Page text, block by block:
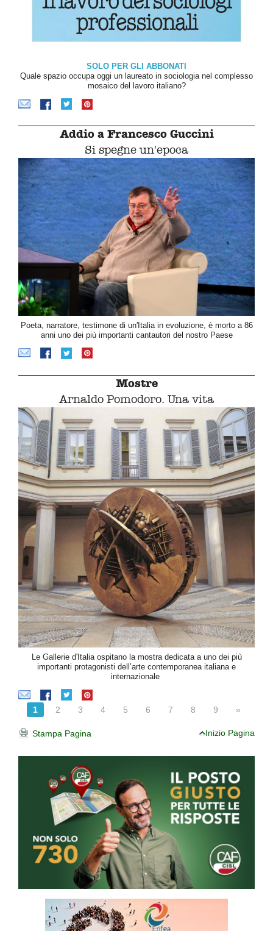
SOLO PER GLI ABBONATI
Quale spazio occupa oggi un laureato in sociologia nel complesso
mosaico del lavoro italiano?
Addio a Francesco Guccini
Si spegne un'epoca
Poeta, narratore, testimone di un'Italia in evoluzione, è morto a 86
anni uno dei più importanti cantautori del nostro Paese
Mostre
Arnaldo Pomodoro. Una vita
Le Gallerie d'Italia ospitano la mostra dedicata a uno dei più
importanti protagonisti dell’arte contemporanea italiana e
internazionale
1 2 3 4 5 6 7 8 9 »
Stampa Pagina Inizio Pagina